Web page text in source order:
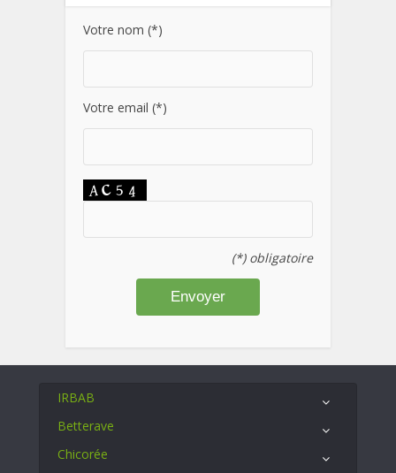
Votre nom (*)
Votre email (*)
(*) obligatoire
IRBAB
Betterave
Chicorée